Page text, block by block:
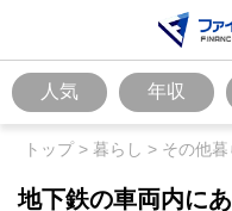
人気 年収
トップ> 暮らし > その他暮
地下鉄の車両内に